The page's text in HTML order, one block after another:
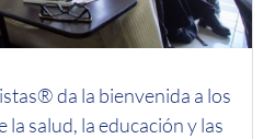
da la bienvenida a los
salud, la educación y las